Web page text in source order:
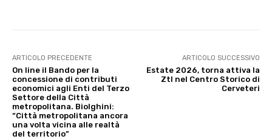
ARTICOLO PRECEDENTE
On line il Bando per la
concessione di contributi
economici agli Enti del Terzo
Settore della Città
metropolitana. Biolghini:
“Città metropolitana ancora
una volta vicina alle realtà
del territorio”
ARTICOLO SUCCESSIVO
Estate 2026, torna attiva la
Ztl nel Centro Storico di
Cerveteri